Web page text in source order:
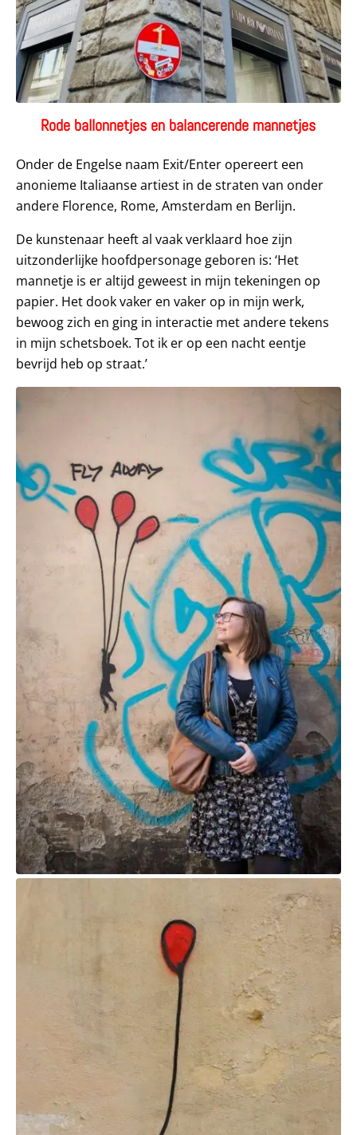
Rode ballonnetjes en balancerende mannetjes
Onder de Engelse naam Exit/Enter opereert een
anonieme Italiaanse artiest in de straten van onder
andere Florence, Rome, Amsterdam en Berlijn.
De kunstenaar heeft al vaak verklaard hoe zijn
uitzonderlijke hoofdpersonage geboren is: ‘Het
mannetje is er altijd geweest in mijn tekeningen op
papier. Het dook vaker en vaker op in mijn werk,
bewoog zich en ging in interactie met andere tekens
in mijn schetsboek. Tot ik er op een nacht eentje
bevrijd heb op straat.’